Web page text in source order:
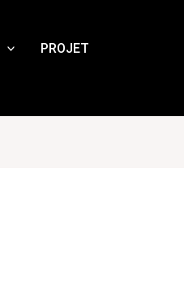
PROJET